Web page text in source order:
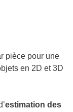
pièce pour une
en 2D et 3D
estimation des